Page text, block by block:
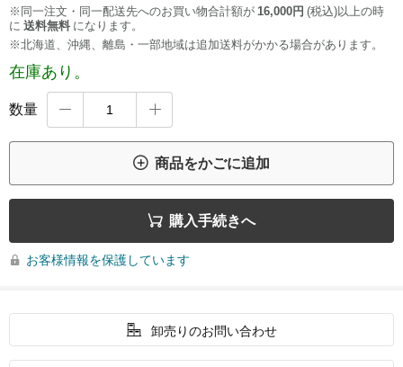
※同一注文・同一配送先へのお買い物合計額が 16,000円 (税込)以上の時
に 送料無料 になります。
※北海道、沖縄、離島・一部地域は追加送料がかかる場合があります。
在庫あり。
数量  
 商品をかごに追加
 購入手続きへ
 お客様情報を保護しています
 卸売りのお問い合わせ